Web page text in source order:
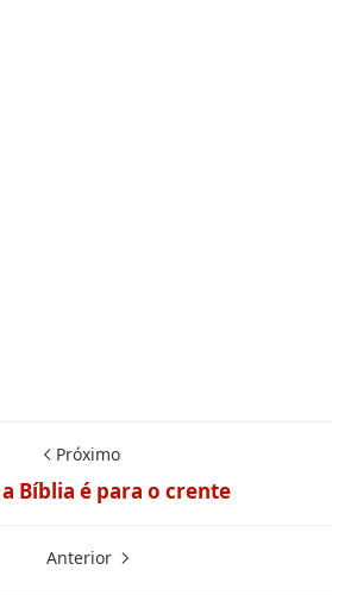
Próximo
Bíblia é para o crente
Anterior